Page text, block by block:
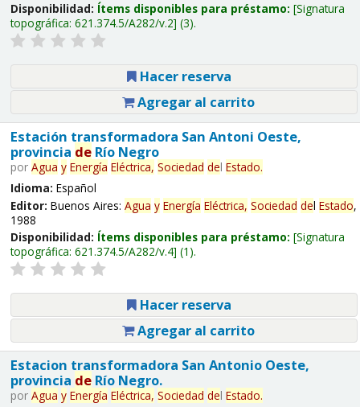
Disponibilidad: Ítems disponibles para préstamo: Signatura
topográfica: 621.374.5/A282/v.2 (3).
Hacer reserva
Agregar al carrito
Estación transformadora San Antoni Oeste,
provincia deRío Negro
por Agua y Energía Eléctrica, Sociedad del Estado.
Idioma: Español
Editor: Buenos Aires: Agua y Energía Eléctrica, Sociedad del Estado,
1988
Disponibilidad: Ítems disponibles para préstamo: Signatura
topográfica: 621.374.5/A282/v.4 (1).
Hacer reserva
Agregar al carrito
Estacion transformadora San Antonio Oeste,
provincia deRío Negro.
por Agua y Energía Eléctrica, Sociedad del Estado.